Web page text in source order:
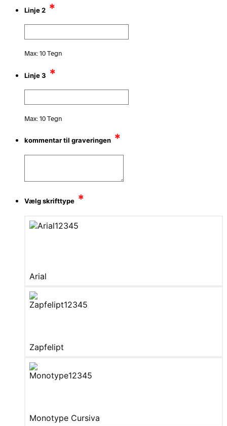
Linje 2 *
Max: 10 Tegn
Linje 3 *
Max: 10 Tegn
kommentar til graveringen *
Vælg skrifttype *
Arial
Zapfelipt
Monotype Cursiva